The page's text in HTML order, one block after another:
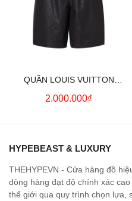
QUẦN LOUIS VUITTON
MONOGRAM MOIRE
2.000.000₫
HYPEBEAST & LUXURY
THEHYPEVN - Cửa hàng đồ
dòng hàng đạt độ chính xác
thế giới qua quy trình chọn lựa,